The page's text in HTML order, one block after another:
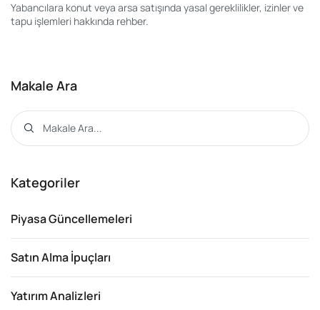
Yabancılara konut veya arsa satışında yasal gereklilikler, izinler ve
tapu işlemleri hakkında rehber.
Makale Ara
Kategoriler
Piyasa Güncellemeleri
Satın Alma İpuçları
Yatırım Analizleri